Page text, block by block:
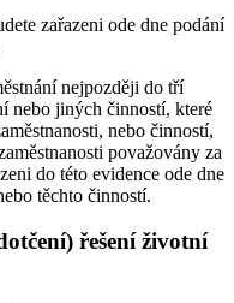
zařazeni ode dne podání
nejpozději do tří
nebo jiných činností, které
nebo činností,
považovány za
do této evidence ode dne
těchto činností.
řešení životní